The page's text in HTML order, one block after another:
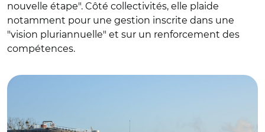
nouvelle étape". Côté collectivités, elle plaide
notamment pour une gestion inscrite dans une
"vision pluriannuelle" et sur un renforcement des
compétences.